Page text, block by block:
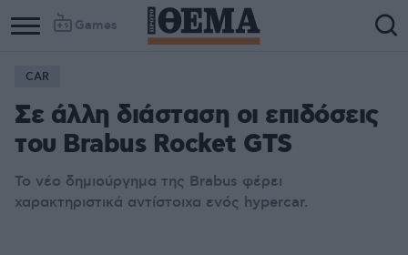
Games
CAR
Σε άλλη διάσταση οι επιδόσεις
του Brabus Rocket GTS
Το νέο δημιούργημα της Brabus φέρει
χαρακτηριστικά αντίστοιχα ενός hypercar.